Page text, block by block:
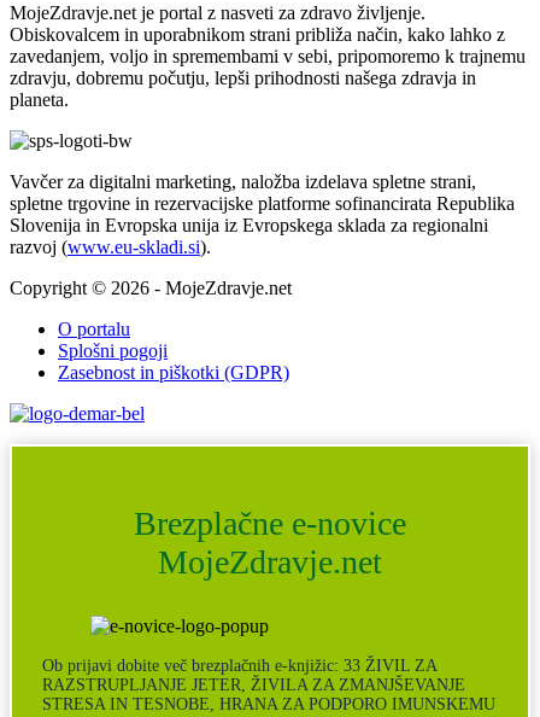
MojeZdravje.net je portal z nasveti za zdravo življenje.
Obiskovalcem in uporabnikom strani približa način, kako lahko z
zavedanjem, voljo in spremembami v sebi, pripomoremo k trajnemu
zdravju, dobremu počutju, lepši prihodnosti našega zdravja in
planeta.
Vavčer za digitalni marketing, naložba izdelava spletne strani,
spletne trgovine in rezervacijske platforme sofinancirata Republika
Slovenija in Evropska unija iz Evropskega sklada za regionalni
razvoj (www.eu-skladi.si).
Copyright © 2026 - MojeZdravje.net
O portalu
Splošni pogoji
Zasebnost in piškotki (GDPR)
Brezplačne e-novice
MojeZdravje.net
Ob prijavi dobite več brezplačnih e-knjižic: 33 ŽIVIL ZA
RAZSTRUPLJANJE JETER, ŽIVILA ZA ZMANJŠEVANJE
STRESA IN TESNOBE, HRANA ZA PODPORO IMUNSKEMU